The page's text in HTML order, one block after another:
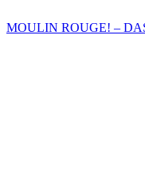
MOULIN ROUGE! –